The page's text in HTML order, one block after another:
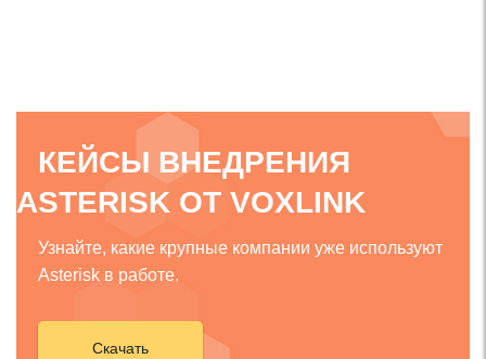
КЕЙСЫ ВНЕДРЕНИЯ
ASTERISK ОТ VOXLINK
Узнайте, какие крупные компании уже используют
Asterisk в работе.
Скачать